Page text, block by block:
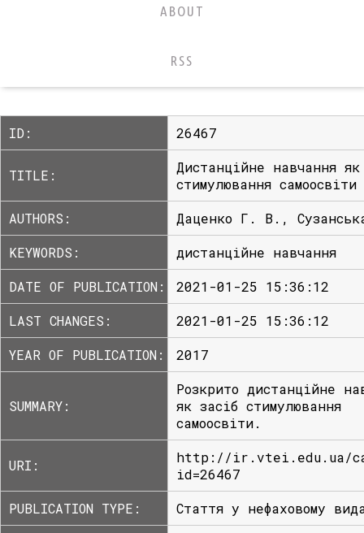
ABOUT
RSS
ID: 26467
TITLE:
Дистанційне навчання
стимулювання самоосвіти
AUTHORS:
Даценко Г. В.,
KEYWORDS:
дистанційне навчання
DATE OF PUBLICATION:
2021-01-25 15:36:12
LAST CHANGES:
2021-01-25 15:36:12
YEAR OF PUBLICATION:
2017
SUMMARY:
Розкрито дистанційне
як засіб стимулювання
самоосвіти.
URI:
http://ir.vtei.edu.ua/
id=26467
PUBLICATION TYPE:
Стаття у нефаховому